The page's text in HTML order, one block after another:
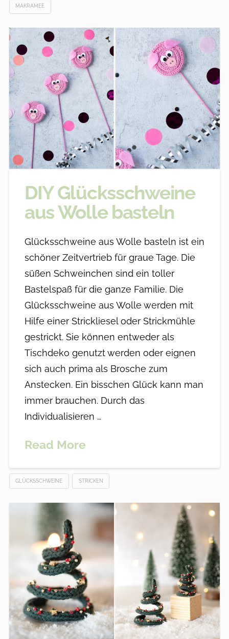
MAKRAMEE
DIY Glücksschweine
aus Wolle basteln
Glücksschweine aus Wolle basteln ist ein
schöner Zeitvertrieb für graue Tage. Die
süßen Schweinchen sind ein toller
Bastelspaß für die ganze Familie. Die
Glücksschweine aus Wolle werden mit
Hilfe einer Strickliesel oder Strickmühle
gestrickt. Sie können entweder als
Tischdeko genutzt werden oder eignen
sich auch prima als Brosche zum
Anstecken. Ein bisschen Glück kann man
immer brauchen. Durch das
Individualisieren …
Read More
GLÜCKSSCHWEINE STRICKEN